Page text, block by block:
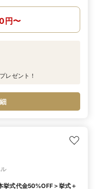
円〜
レゼント！
挙式代金50%OFF＞挙式＋